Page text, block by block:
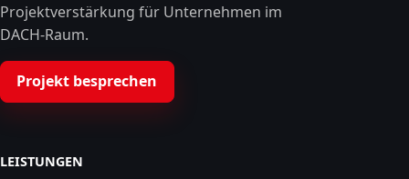
Projektverstärkung für Unternehmen im
DACH-Raum.
Projekt besprechen
LEISTUNGEN